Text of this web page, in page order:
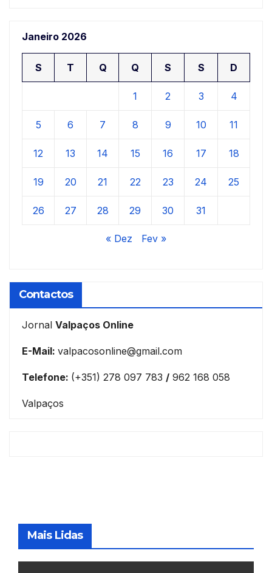
Janeiro 2026
S T Q Q S S D
1 2 3 4
5 6 7 8 9 10 11
12 13 14 15 16 17 18
19 20 21 22 23 24 25
26 27 28 29 30 31
« Dez Fev »
Contactos
Jornal Valpaços Online
E-Mail: valpacosonline@gmail.com
Telefone: (+351) 278 097 783 / 962 168 058
Valpaços
Mais Lidas